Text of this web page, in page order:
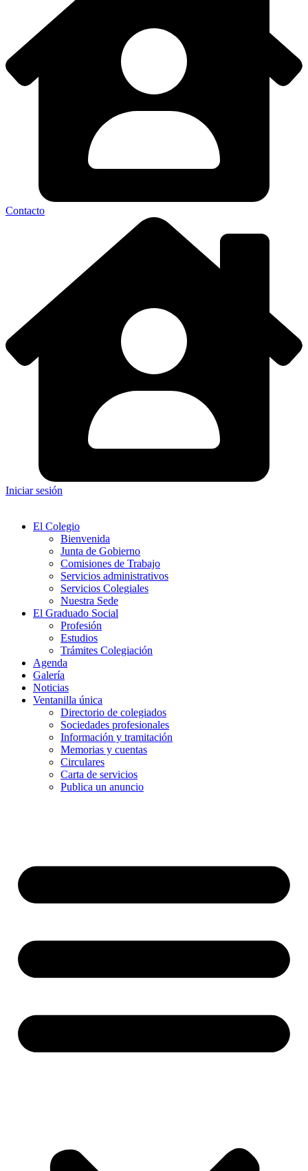
Contacto
Iniciar sesión
El Colegio
Bienvenida
Junta de Gobierno
Comisiones de Trabajo
Servicios administrativos
Servicios Colegiales
Nuestra Sede
El Graduado Social
Profesión
Estudios
Trámites Colegiación
Agenda
Galería
Noticias
Ventanilla única
Directorio de colegiados
Sociedades profesionales
Información y tramitación
Memorias y cuentas
Circulares
Carta de servicios
Publica un anuncio